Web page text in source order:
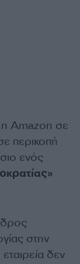
η Amazon σε
περικοπή
ενός
στην
δεν